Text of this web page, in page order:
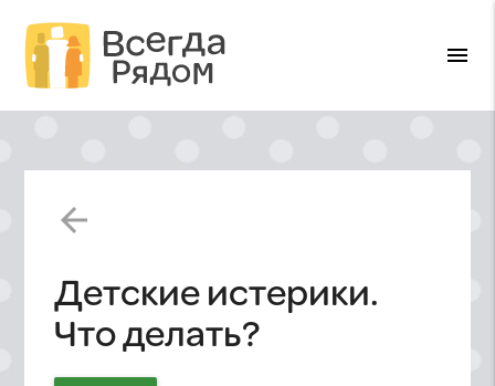
menu
arrow_back
Детские истерики.
Что делать?